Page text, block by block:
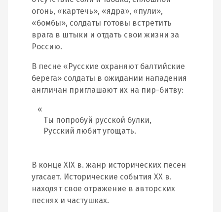
огонь, «картечь», «ядра», «пули»,
«бомбы», солдаты готовы встретить
врага в штыки и отдать свои жизни за
Россию.
В песне «Русские охраняют балтийские
берега» солдаты в ожидании нападения
англичан приглашают их на пир-битву:
Ты попробуй русской булки,
Русский любит угощать.
В конце XIX в. жанр исторических песен
угасает. Исторические события XX в.
находят свое отражение в авторских
песнях и частушках.